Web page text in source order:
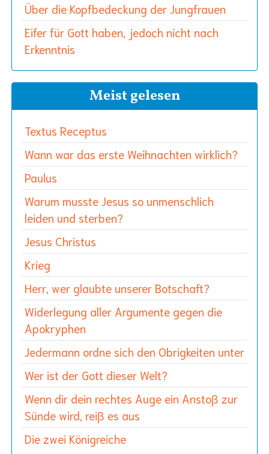
Über die Kopfbedeckung der Jungfrauen
Eifer für Gott haben, jedoch nicht nach
Erkenntnis
Meist gelesen
Textus Receptus
Wann war das erste Weihnachten wirklich?
Paulus
Warum musste Jesus so unmenschlich
leiden und sterben?
Jesus Christus
Krieg
Herr, wer glaubte unserer Botschaft?
Widerlegung aller Argumente gegen die
Apokryphen
Jedermann ordne sich den Obrigkeiten unter
Wer ist der Gott dieser Welt?
Wenn dir dein rechtes Auge ein Anstoß zur
Sünde wird, reiß es aus
Die zwei Königreiche